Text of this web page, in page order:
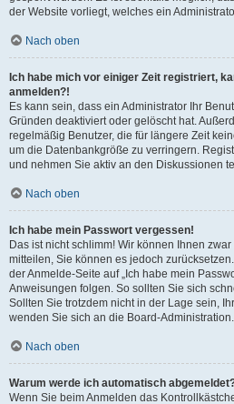
der Website vorliegt, welches ein
Nach oben
Ich habe mich vor einiger Zeit registriert,
anmelden?!
Es kann sein, dass ein Administrator Ihr
Gründen deaktiviert oder gelöscht hat.
regelmäßig Benutzer, die für längere Zeit
um die Datenbankgröße zu verringern.
und nehmen Sie aktiv an den Diskussionen
Nach oben
Ich habe mein Passwort vergessen!
Das ist nicht schlimm! Wir können Ihnen
mitteilen, Sie können es jedoch
der Anmelde-Seite auf „Ich habe mein
Anweisungen folgen. So sollten Sie sich
Sollten Sie trotzdem nicht in der Lage sein,
wenden Sie sich an die Board-Administration.
Nach oben
Warum werde ich automatisch
Wenn Sie beim Anmelden das